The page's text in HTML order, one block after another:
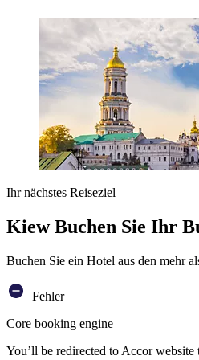
Ihr nächstes Reiseziel
Kiew Buchen Sie Ihr
Buchen Sie ein Hotel aus den mehr
Fehler
Core booking engine
You’ll be redirected to Accor